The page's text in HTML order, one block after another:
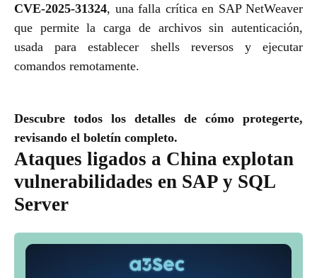
CVE-2025-31324, una falla crítica en SAP NetWeaver
que permite la carga de archivos sin autenticación,
usada para establecer shells reversos y ejecutar
comandos remotamente.
Descubre todos los detalles de cómo protegerte,
revisando el boletín completo.
Ataques ligados a China explotan
vulnerabilidades en SAP y SQL
Server